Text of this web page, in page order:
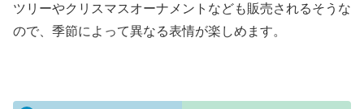
ツリーやクリスマスオーナメントなども販売されるそうな
ので、季節によって異なる表情が楽しめます。